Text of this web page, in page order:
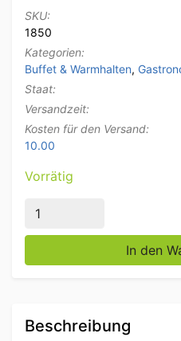
SKU:
1850
Kategorien:
Buffet & Warmhalten,
Staat:
Versandzeit:
Kosten für den Versand:
10.00
Vorrätig
Edelstahl Gastronorm
In den
Beschreibung